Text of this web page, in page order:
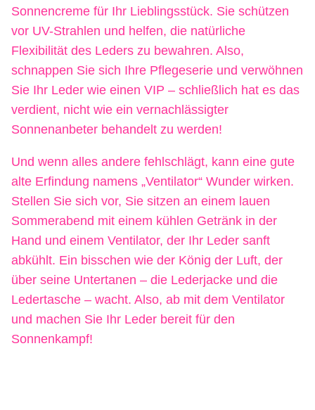
Sonnencreme für Ihr Lieblingsstück. Sie schützen
vor UV-Strahlen und helfen, die natürliche
Flexibilität des Leders zu bewahren. Also,
schnappen Sie sich Ihre Pflegeserie und verwöhnen
Sie Ihr Leder wie einen VIP – schließlich hat es das
verdient, nicht wie ein vernachlässigter
Sonnenanbeter behandelt zu werden!
Und wenn alles andere fehlschlägt, kann eine gute
alte Erfindung namens „Ventilator“ Wunder wirken.
Stellen Sie sich vor, Sie sitzen an einem lauen
Sommerabend mit einem kühlen Getränk in der
Hand und einem Ventilator, der Ihr Leder sanft
abkühlt. Ein bisschen wie der König der Luft, der
über seine Untertanen – die Lederjacke und die
Ledertasche – wacht. Also, ab mit dem Ventilator
und machen Sie Ihr Leder bereit für den
Sonnenkampf!